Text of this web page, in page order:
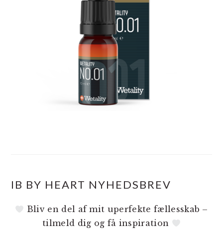
IB BY HEART NYHEDSBREV
Bliv en del af mit uperfekte fællesskab –
tilmeld dig og få inspiration